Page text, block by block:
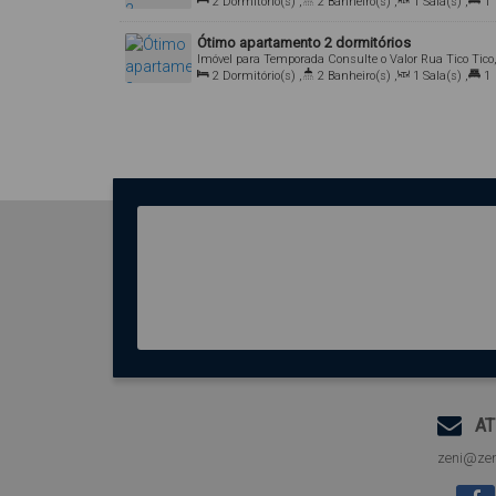
Ótimo apartamento 2 dormitórios
Consulte o Valor
Imóvel para Temporada
Rua Tico Tico,
214, 88215-000, Bombas, Bombinhas, Santa Catarina,
2 Dormitório(s) , 2 Banheiro(s) , 1 Sala(s) ,
1